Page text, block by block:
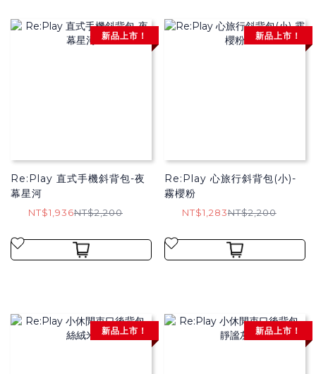
新品上市！
Re:Play 直式手機斜背包-夜
幕星河
NT$1,936NT$2,200
新品上市！
Re:Play 心旅行斜背包(小)-
霧櫻粉
NT$1,283NT$2,200
新品上市！ 新品上市！